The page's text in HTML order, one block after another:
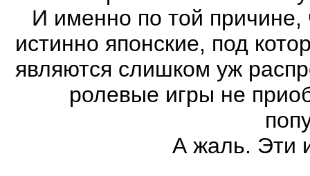
И именно по той причине,
истинно японские, под
являются слишком уж
ролевые игры не
А жаль. Эти